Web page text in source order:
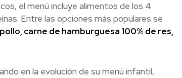
el menú incluye alimentos de los 4
Entre las opciones más populares se
carne de hamburguesa 100% de res,
en la evolución de su menú infantil,